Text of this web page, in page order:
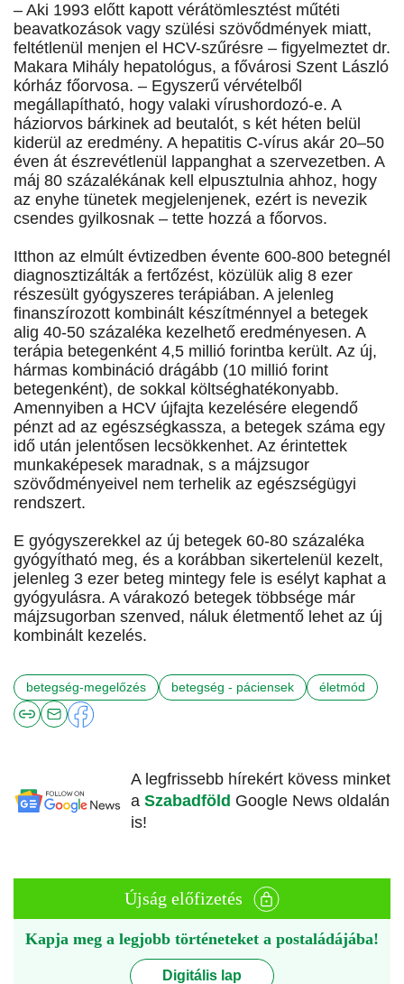
– Aki 1993 előtt kapott vérátömlesztést műtéti
beavatkozások vagy szülési szövődmények miatt,
feltétlenül menjen el HCV-szűrésre – figyelmeztet dr.
Makara Mihály hepatológus, a fővárosi Szent László
kórház főorvosa. – Egyszerű vérvételből
megállapítható, hogy valaki vírushordozó-e. A
háziorvos bárkinek ad beutalót, s két héten belül
kiderül az eredmény. A hepatitis C-vírus akár 20–50
éven át észrevétlenül lappanghat a szervezetben. A
máj 80 százalékának kell elpusztulnia ahhoz, hogy
az enyhe tünetek megjelenjenek, ezért is nevezik
csendes gyilkosnak – tette hozzá a főorvos.
Itthon az elmúlt évtizedben évente 600-800 betegnél
diagnosztizálták a fertőzést, közülük alig 8 ezer
részesült gyógyszeres terápiában. A jelenleg
finanszírozott kombinált készítménnyel a betegek
alig 40-50 százaléka kezelhető eredményesen. A
terápia betegenként 4,5 millió forintba került. Az új,
hármas kombináció drágább (10 millió forint
betegenként), de sokkal költséghatékonyabb.
Amennyiben a HCV újfajta kezelésére elegendő
pénzt ad az egészségkassza, a betegek száma egy
idő után jelentősen lecsökkenhet. Az érintettek
munkaképesek maradnak, s a májzsugor
szövődményeivel nem terhelik az egészségügyi
rendszert.
E gyógyszerekkel az új betegek 60-80 százaléka
gyógyítható meg, és a korábban sikertelenül kezelt,
jelenleg 3 ezer beteg mintegy fele is esélyt kaphat a
gyógyulásra. A várakozó betegek többsége már
májzsugorban szenved, náluk életmentő lehet az új
kombinált kezelés.
betegség-megelőzés betegség - páciensek életmód
A legfrissebb hírekért kövess minket
a Szabadföld Google News oldalán
is!
Újság előfizetés
Kapja meg a legjobb történeteket a postaládájába!
Digitális lap